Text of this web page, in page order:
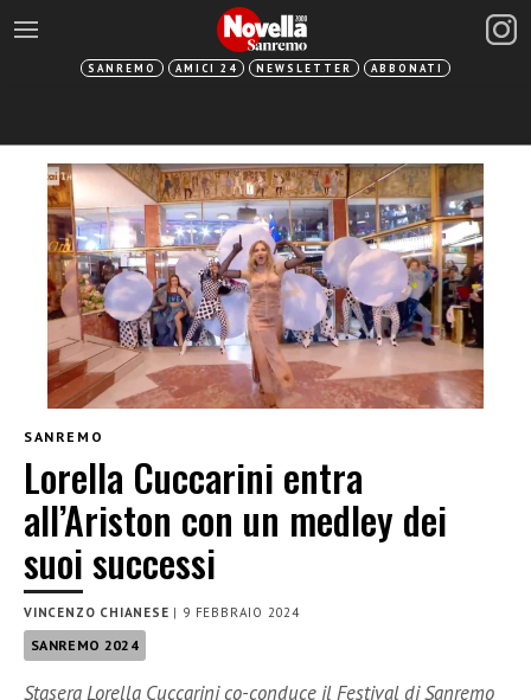
SANREMO AMICI 24 NEWSLETTER ABBONATI
SANREMO
Lorella Cuccarini entra
all’Ariston con un medley dei
suoi successi
VINCENZO CHIANESE | 9 FEBBRAIO 2024
SANREMO 2024
Stasera Lorella Cuccarini co-conduce il Festival di Sanremo